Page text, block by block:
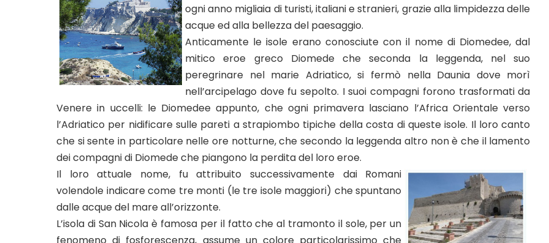
ogni anno migliaia di turisti, italiani e stranieri, grazie alla limpidezza delle
acque ed alla bellezza del paesaggio.
Anticamente le isole erano conosciute con il nome di Diomedee, dal
mitico eroe greco Diomede che seconda la leggenda, nel suo
peregrinare nel marie Adriatico, si fermò nella Daunia dove morì
nell’arcipelago dove fu sepolto. I suoi compagni forono trasformati da
Venere in uccelli: le Diomedee appunto, che ogni primavera lasciano l’Africa Orientale verso
l’Adriatico per nidificare sulle pareti a strapiombo tipiche della costa di queste isole. Il loro canto
che si sente in particolare nelle ore notturne, che secondo la leggenda altro non è che il lamento
dei compagni di Diomede che piangono la perdita del loro eroe.
Il loro attuale nome, fu attribuito successivamente dai Romani
volendole indicare come tre monti (le tre isole maggiori) che spuntano
dalle acque del mare all’orizzonte.
L’isola di San Nicola è famosa per il fatto che al tramonto il sole, per un
fenomeno di fosforescenza, assume un colore particolarissimo che